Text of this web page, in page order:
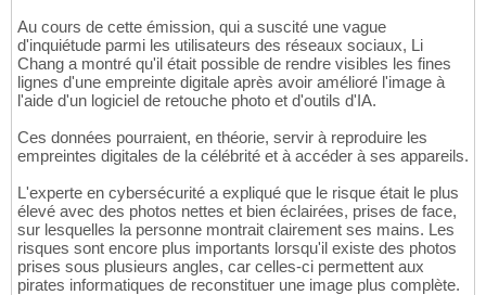
Au cours de cette émission, qui a suscité une vague
d'inquiétude parmi les utilisateurs des réseaux sociaux, Li
Chang a montré qu'il était possible de rendre visibles les fines
lignes d'une empreinte digitale après avoir amélioré l'image à
l'aide d'un logiciel de retouche photo et d'outils d'IA.
Ces données pourraient, en théorie, servir à reproduire les
empreintes digitales de la célébrité et à accéder à ses appareils.
L'experte en cybersécurité a expliqué que le risque était le plus
élevé avec des photos nettes et bien éclairées, prises de face,
sur lesquelles la personne montrait clairement ses mains. Les
risques sont encore plus importants lorsqu'il existe des photos
prises sous plusieurs angles, car celles-ci permettent aux
pirates informatiques de reconstituer une image plus complète.